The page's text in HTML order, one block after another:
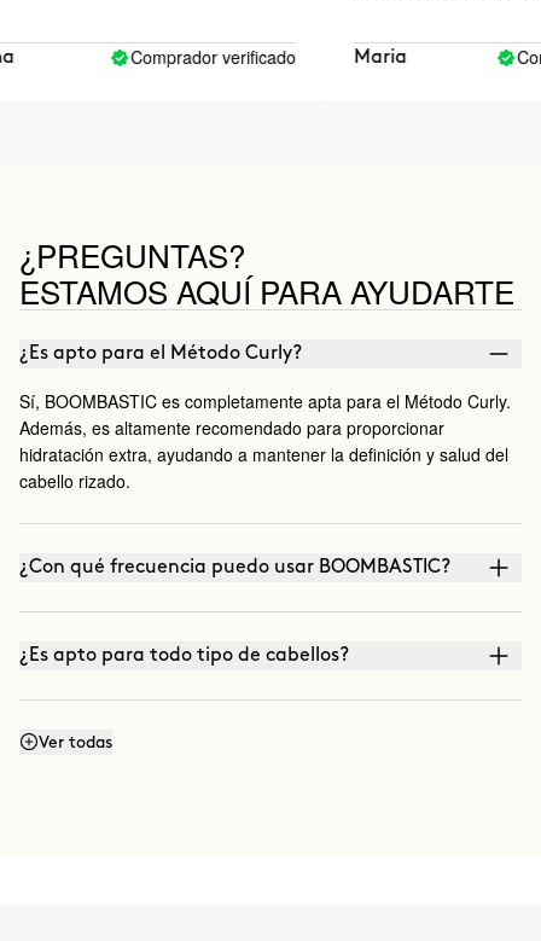
Comprador verificado
embargo están llenando
Maria
¿PREGUNTAS?
ESTAMOS AQUÍ PARA AYUDARTE
¿Es apto para el Método Curly?
Sí, BOOMBASTIC es completamente apta para el Método Curly.
Además, es altamente recomendado para proporcionar
hidratación extra, ayudando a mantener la definición y salud del
cabello rizado.
¿Con qué frecuencia puedo usar BOOMBASTIC?
¿Es apto para todo tipo de cabellos?
¿Puedo usar la mascarilla durante más tiempo?
Ver todas